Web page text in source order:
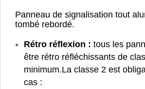
Panneau de signalisation tout
tombé rebordé.
Rétro réflexion : tous les
être rétro réfléchissants de
minimum.La classe 2 est
cas :